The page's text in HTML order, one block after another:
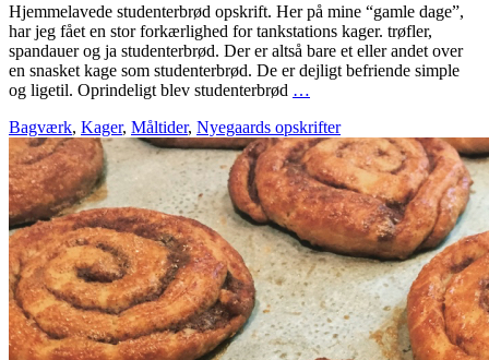
Hjemmelavede studenterbrød opskrift. Her på mine “gamle dage”,
har jeg fået en stor forkærlighed for tankstations kager. trøfler,
spandauer og ja studenterbrød. Der er altså bare et eller andet over
en snasket kage som studenterbrød. De er dejligt befriende simple
og ligetil. Oprindeligt blev studenterbrød …
Bagværk, Kager, Måltider, Nyegaards opskrifter